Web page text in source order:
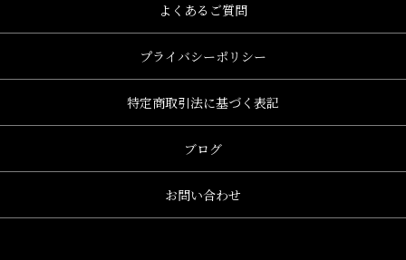
よくあるご質問
プライバシーポリシー
特定商取引法に基づく表記
ブログ
お問い合わせ